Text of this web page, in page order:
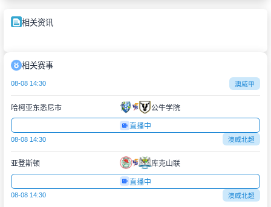
相关资讯
相关赛事
08-08 14:30 澳威甲
哈柯亚东悉尼市 公牛学院
直播中
08-08 14:30 澳威北超
亚登斯顿 库克山联
直播中
08-08 14:30 澳威北超